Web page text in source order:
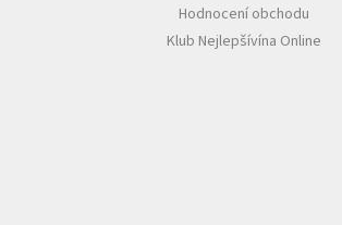
Hodnocení obchodu
Klub Nejlepšívína Online